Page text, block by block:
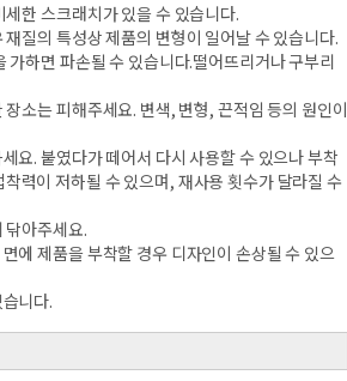
한 스크래치가 있을 수 있습니다.
질의 특성상 제품의 변형이 일어날 수 있습니다.
가하면 파손될 수 있습니다.떨어뜨리거나 구부리
소는 피해주세요. 변색, 변형, 끈적임 등의 원인이
요. 붙였다가 떼어서 다시 사용할 수 있으나 부착
력이 저하될 수 있으며, 재사용 횟수가 달라질 수
닦아주세요.
에 제품을 부착할 경우 디자인이 손상될 수 있으
니다.